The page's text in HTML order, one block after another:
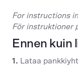
For instructions
För instruktioner
Ennen kuin
1. Lataa